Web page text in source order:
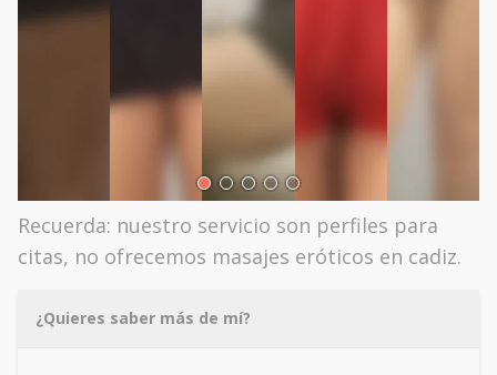
Recuerda: nuestro servicio son perfiles para
citas, no ofrecemos masajes eróticos en cadiz.
¿Quieres saber más de mí?